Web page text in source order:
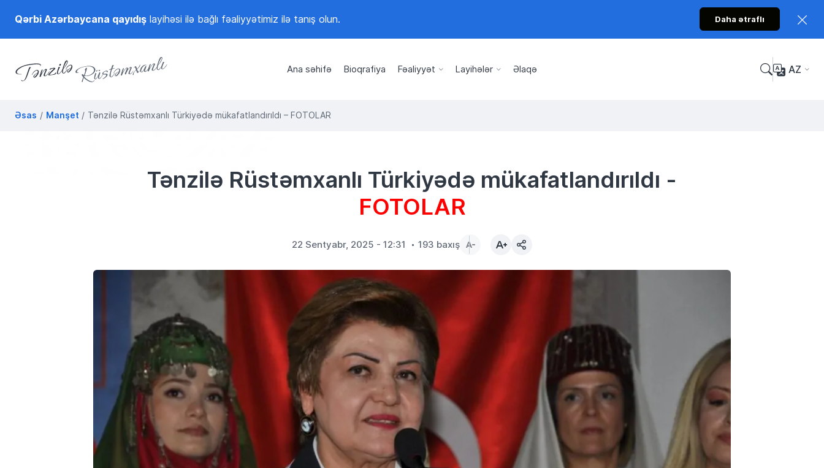
Qərbi Azərbaycana qayıdış layihəsi ilə bağlı fəaliyyətimiz ilə tanış olun. Daha ətraflı
Ana səhifə Bioqrafiya Fəaliyyət Layihələr Əlaqə AZ
Əsas Manşet Tənzilə Rüstəmxanlı Türkiyədə mükafatlandırıldı – FOTOLAR
Tənzilə Rüstəmxanlı Türkiyədə mükafatlandırıldı -
FOTOLAR
22 Sentyabr, 2025 - 12:31 193 baxış